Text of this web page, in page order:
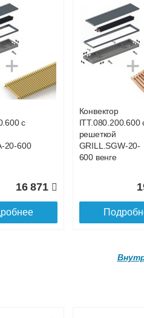
16-
29 122
Конвектор
GRILL.SGWL-
с
20-600
16 871
Конвектор
ITT.080.200.600
решеткой
GRILL.SGW-20-
600 венге